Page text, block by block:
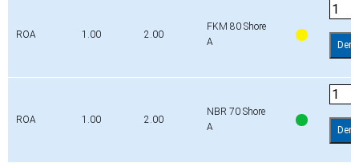
ROA 1.00 2.00
FKM 80 Shore
A
ROA 1.00 2.00
NBR 70 Shore
A